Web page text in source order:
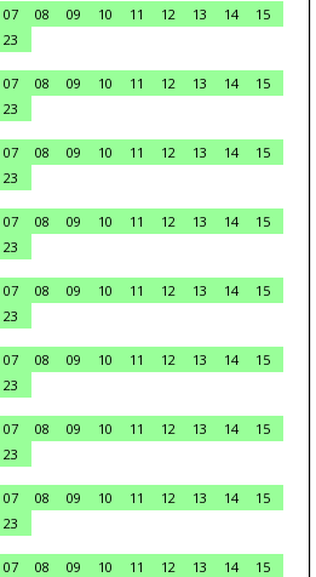
07 08 09 10 11 12 13 14
15
23
07 08 09 10 11 12 13 14
15
23
07 08 09 10 11 12 13 14
15
23
07 08 09 10 11 12 13 14
15
23
07 08 09 10 11 12 13 14
15
23
07 08 09 10 11 12 13 14
15
23
07 08 09 10 11 12 13 14
15
23
07 08 09 10 11 12 13 14
15
23
07 08 09 10 11 12 13 14
15